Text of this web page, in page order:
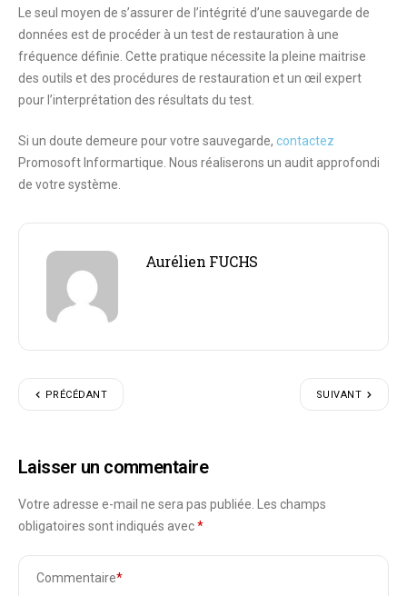
Le seul moyen de s’assurer de l’intégrité d’une sauvegarde de
données est de procéder à un test de restauration à une
fréquence définie. Cette pratique nécessite la pleine maitrise
des outils et des procédures de restauration et un œil expert
pour l’interprétation des résultats du test.
Si un doute demeure pour votre sauvegarde, contactez
Promosoft Informartique. Nous réaliserons un audit approfondi
de votre système.
Aurélien FUCHS
PRÉCÉDANT SUIVANT
Laisser un commentaire
Votre adresse e-mail ne sera pas publiée. Les champs
obligatoires sont indiqués avec*
Commentaire*